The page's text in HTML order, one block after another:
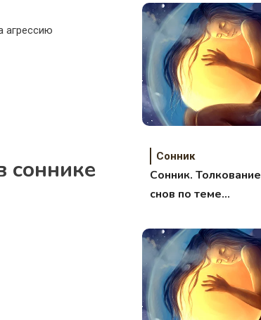
агрессию
соннике Сонник
Сонник. Толкование
снов по теме